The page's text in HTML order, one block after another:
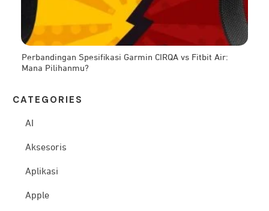
Perbandingan Spesifikasi Garmin CIRQA vs Fitbit Air:
Mana Pilihanmu?
CATEG ORIES
AI
Aksesoris
Aplikasi
Apple